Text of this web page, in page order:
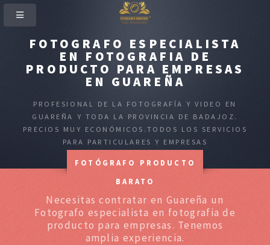
FOTOGRAFO ESPECIALISTA
EN FOTOGRAFIA DE
PRODUCTO PARA EMPRESAS
EN GUAREÑA
PROFESIONAL DE LA FOTOGRAFÍA Y VIDEO EN
GUAREÑA Y TODA LA PROVINCIA DE BADAJOZ.
PRECIOS MUY ECONÓMICOS.TODOS LOS SERVICIOS
PARA PARTICULARES Y EMPRESAS
FOTÓGRAFO PRODUCTO
BARATO
Necesitas contratar en Guareña un
Fotografo especialista en fotografia de
producto para empresas. Tenemos
amplia experiencia.